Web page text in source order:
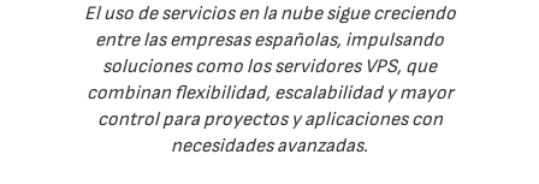
El uso de servicios en la nube sigue creciendo
entre las empresas españolas, impulsando
soluciones como los servidores VPS, que
combinan flexibilidad, escalabilidad y mayor
control para proyectos y aplicaciones con
necesidades avanzadas.